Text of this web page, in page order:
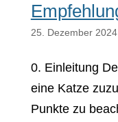
25. Dezember 2024
0. Einleitung
eine Katze
Punkte zu